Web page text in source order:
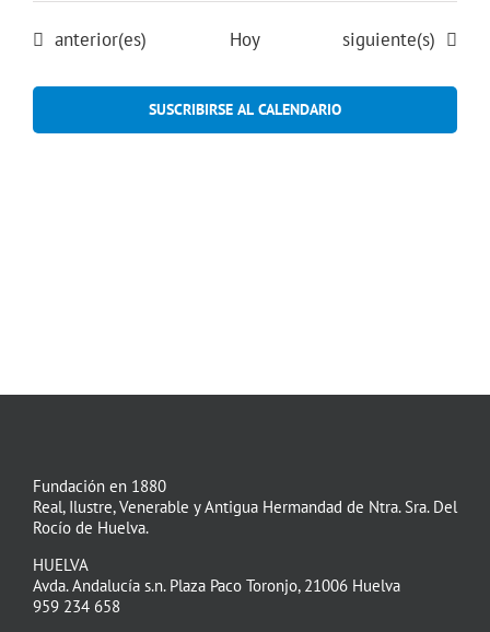
Eventos
anterior(es) Hoy Eventos
siguiente(s)
SUSCRIBIRSE AL CALENDARIO
Fundación en 1880
Real, Ilustre, Venerable y Antigua Hermandad de Ntra. Sra. Del
Rocío de Huelva.
HUELVA
Avda. Andalucía s.n. Plaza Paco Toronjo, 21006 Huelva
959 234 658